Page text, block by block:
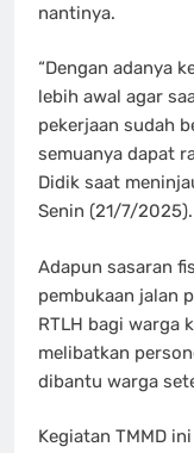
nantinya.
“Dengan adanya
lebih awal agar
pekerjaan sudah
semuanya dapat
Didik saat
Senin (21/7/2025).
Adapun sasaran
pembukaan jalan
RTLH bagi warga
melibatkan
dibantu warga
Kegiatan TMMD